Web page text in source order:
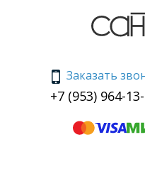
Заказать
+7 (953) 964-